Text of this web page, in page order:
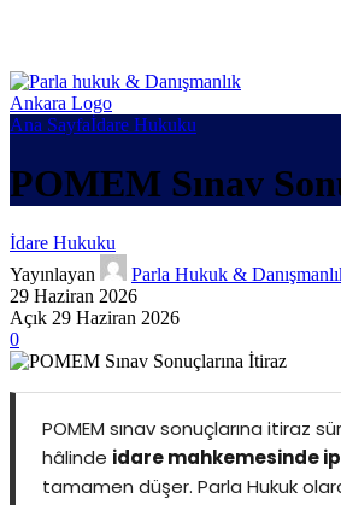
Ana Sayfaİdare Hukuku
POMEM Sınav
İdare Hukuku
Yayınlayan
Parla Hukuk &
29 Haziran 2026
Açık 29 Haziran 2026
0
POMEM sınav sonuçlarına itiraz
hâlinde idare mahkemesinde
tamamen düşer. Parla Hukuk